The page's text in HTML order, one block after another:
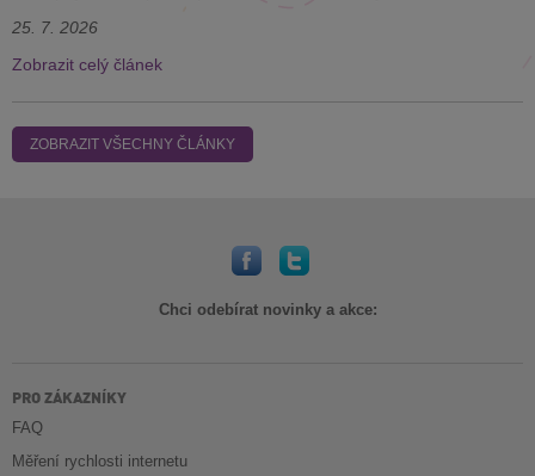
25. 7. 2026
Zobrazit celý článek
ZOBRAZIT VŠECHNY ČLÁNKY
Chci odebírat novinky a akce:
PRO ZÁKAZNÍKY
FAQ
Měření rychlosti internetu